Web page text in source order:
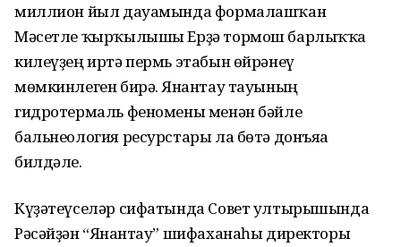
миллион йыл дауамында формалашҡан
Мәсетле ҡырҡылышы Ерҙә тормош барлыҡҡа
килеүҙең иртә пермь этабын өйрәнеү
мөмкинлеген бирә. Янғантау тауының
гидротермаль феномены менән бәйле
бальнеология ресурстары ла бөтә донъяға
билдәле.
Күҙәтеүселәр сифатында Совет ултырышында
Рәсәйҙән “Янғантау” шифаханаһы директоры